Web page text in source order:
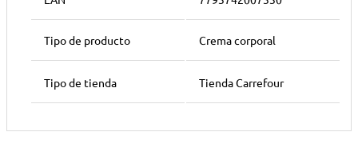
Tipo de producto Crema corporal
Tipo de tienda Tienda Carrefour